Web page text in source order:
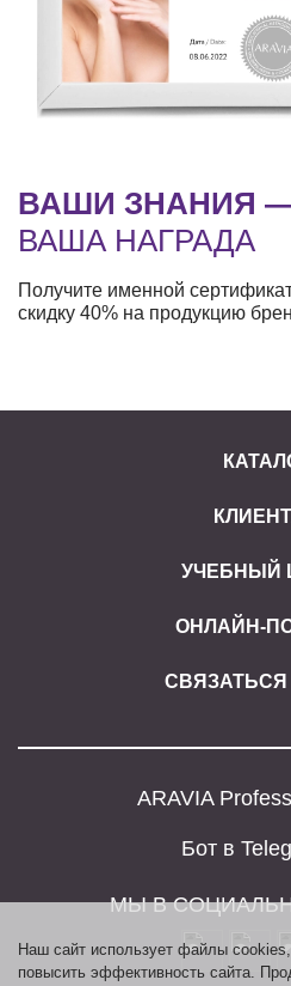
ВАШИ ЗНАНИЯ
ВАША НАГРАДА
Получите именной
скидку 40% на продукцию
УЧЕБНЫЙ
ОНЛАЙН-
СВЯЗАТЬСЯ
ARAVIA
Бот в
МЫ В
Наш сайт использует файлы
повысить эффективность сайта.